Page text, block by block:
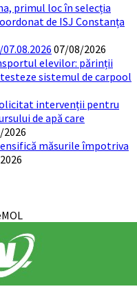
primul loc în selecția
de ISJ Constanța
07/08/2026
elevilor: părinții
sistemul de carpool
intervenții pentru
de apă care
măsurile împotriva